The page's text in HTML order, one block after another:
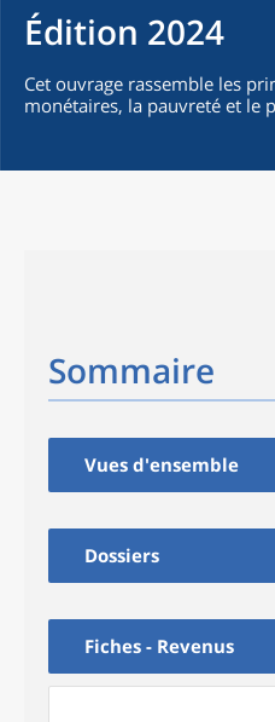
Édition 2024
Cet ouvrage rassemble les
monétaires, la pauvreté et le
Sommaire
Vues d'ensemble
Dossiers
Fiches - Revenus